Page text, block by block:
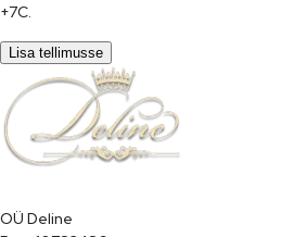
+7C.
Lisa tellimusse
OÜ Deline